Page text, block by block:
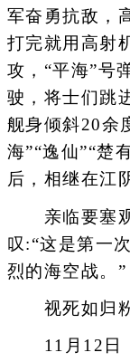
军奋勇抗敌，
打完就用高射
攻，“平海”号
驶，将士们跳
舰身倾斜20余
海”“逸仙”“楚
后，相继在江
亲临要塞观
叹:“这是第一
烈的海空战。”
视死如归粉
11月12日，